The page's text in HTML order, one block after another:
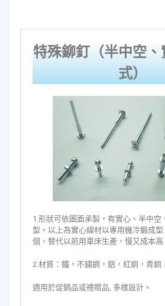
特殊鉚釘（半中空、
式）
1.形狀可依圖面承製，有實心、半中空
型。以上為實心線材以專用機冷鍛成
個，替代以前用車床生產，慢又成本高
2.材質：鐵，不鏽鋼，鋁，紅銅，青銅
適用於促銷品或禮贈品, 多樣設計。